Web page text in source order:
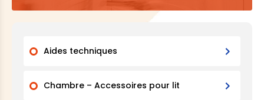
Aides techniques
Chambre – Accessoires pour lit